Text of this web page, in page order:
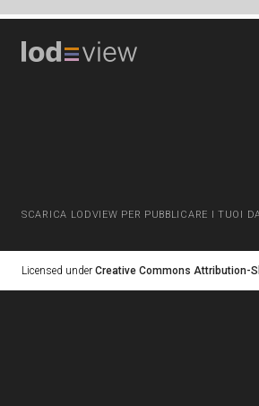
SCARICA LODVIEW PER PUBBLICARE I TUOI
Licensed under Creative Commons Attribution-